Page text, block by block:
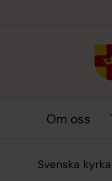
Om oss
Svenska